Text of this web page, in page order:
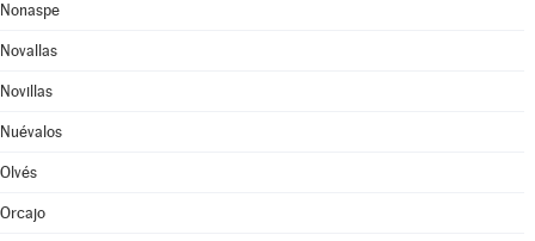
Nonaspe
Novallas
Novillas
Nuévalos
Olvés
Orcajo